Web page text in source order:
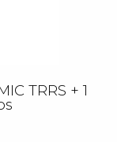
TRRS + 1